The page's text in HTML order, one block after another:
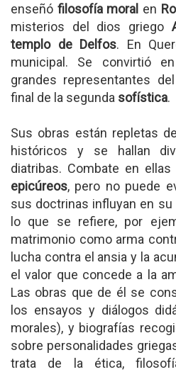
enseñó filosofía moral en
misterios del dios griego
templo de Delfos. En
municipal. Se convirtió
grandes representantes del
final de la segunda sofística.
Sus obras están repletas
históricos y se hallan
diatribas. Combate en ellas
epicúreos, pero no puede
sus doctrinas influyan en
lo que se refiere, por
matrimonio como arma
lucha contra el ansia y la
el valor que concede a la
Las obras que de él se
los ensayos y diálogos
morales), y biografías
sobre personalidades
trata de la ética,